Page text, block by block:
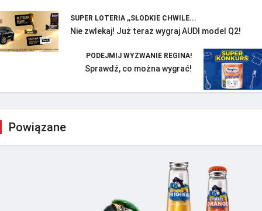
SUPER LOTERIA ,,SŁODKIE CHWILE...
Nie zwlekaj! Już teraz wygraj AUDI model Q2!
PODEJMIJ WYZWANIE REGINA!
Sprawdź, co można wygrać!
Powiązane